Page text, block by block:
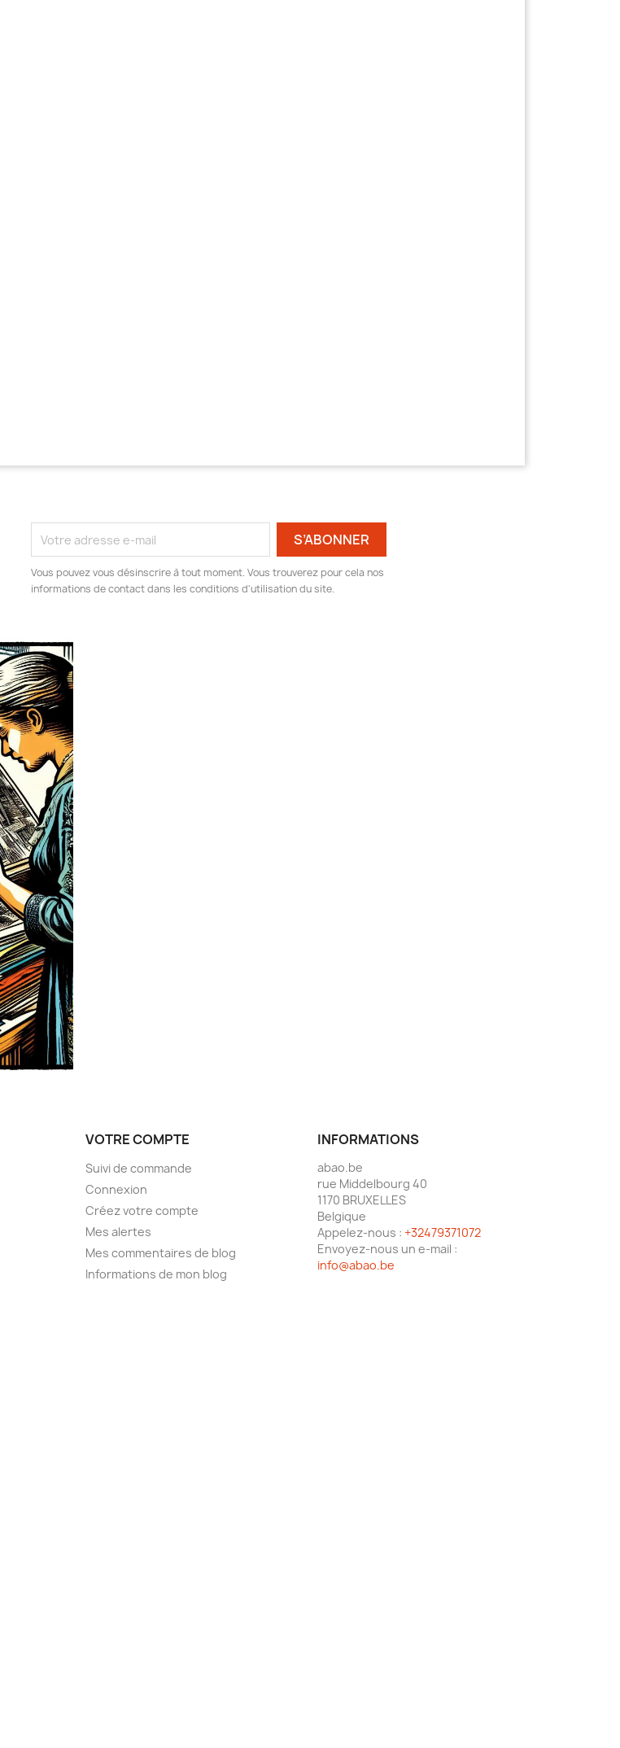
Vous pouvez vous désinscrire à tout moment. Vous trouverez pour cela nos
informations de contact dans les conditions d'utilisation du site.
VOTRE COMPTE
Suivi de commande
Connexion
Créez votre compte
Mes alertes
Mes commentaires de blog
Informations de mon blog
INFORMATIONS
abao.be
rue Middelbourg 40
1170 BRUXELLES
Belgique
Appelez-nous : +32479371072
Envoyez-nous un e-mail :
info@abao.be